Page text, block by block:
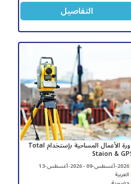
التفاصيل
دورة الأعمال المساحية بإستخدام Total
Staion &
2026-أغسطس-09 - 2026-أغسطس-13
العربية